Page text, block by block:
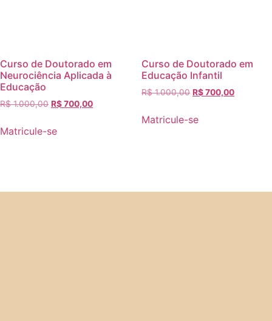
Curso de Doutorado em
Neurociência Aplicada à
Educação
R$1.000,00 R$700,00
Matricule-se
Curso de Doutorado em
Educação Infantil
R$1.000,00 R$700,00
Matricule-se